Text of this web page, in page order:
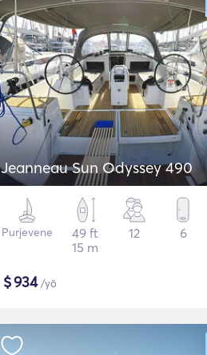
Jeanneau Sun Odyssey 490
Purjevene
49 ft
15 m
12 6
$934/yö